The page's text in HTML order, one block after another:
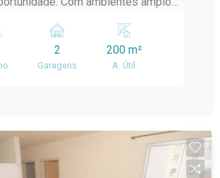
morar com qualidade quanto
um espaço para instalar seu
estrutura permite
residencial quanto comercial,
escritórios, consultórios,
2
Garagens
200 m²
A. Útil